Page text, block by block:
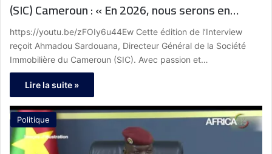
(SIC) Cameroun : « En 2026, nous serons en
mesure de produire plus de 1 000 logements par
an, un objectif ambitieux mais réalisable »
https://youtu.be/zFOIy6u44Ew Cette édition de l’Interview
reçoit Ahmadou Sardouana, Directeur Général de la Société
Immobilière du Cameroun (SIC). Avec passion et…
Lire la suite »
Politique